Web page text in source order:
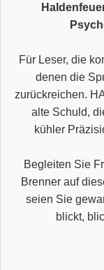
Für Leser, die
denen die
zurückreichen.
alte Schuld,
kühler
Begleiten Sie
Brenner auf
seien Sie
blickt,